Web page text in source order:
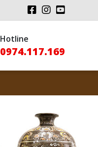
Hotline
0974.117.169